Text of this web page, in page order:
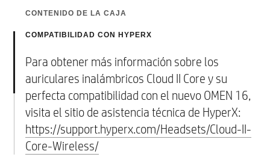
Con una baja latencia de 2,4 GHz, hasta 80
horas de duración de la batería y la comodidad
inalámbricos Cloud II Core son el complemento
perfecto para tu nuevo OMEN 16
CONTENIDO DE LA CAJA
Nuevo ordenador portátil OMEN 16 para gaming
Adaptador CA de alimentación inteligente con hasta 280 W
Auriculares inalámbricos HyperX Cloud II Core
Cable de carga y micrófono desmontable
COMPATIBILIDAD CON HYPERX
Para obtener más información sobre los
auriculares inalámbricos Cloud II Core y su
perfecta compatibilidad con el nuevo OMEN 16,
visita el sitio de asistencia técnica de HyperX:
https://support.hyperx.com/Headsets/Cloud-II-
Core-Wireless/